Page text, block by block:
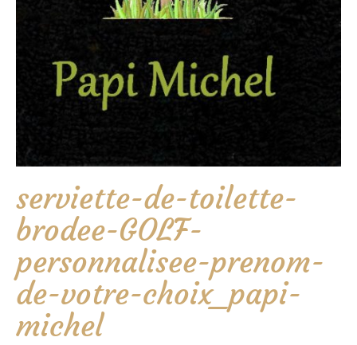
serviette-de-toilette-
brodee-GOLF-
personnalisee-prenom-
de-votre-choix_papi-
michel